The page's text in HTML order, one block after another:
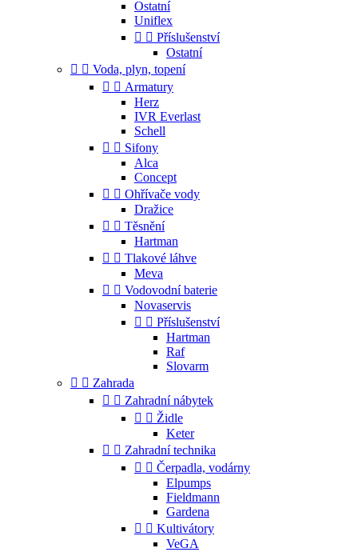
Ostatní
Uniflex
  Příslušenství
Ostatní
  Voda, plyn, topení
  Armatury
Herz
IVR Everlast
Schell
  Sifony
Alca
Concept
  Ohřívače vody
Dražice
  Těsnění
Hartman
  Tlakové láhve
Meva
  Vodovodní baterie
Novaservis
  Příslušenství
Hartman
Raf
Slovarm
  Zahrada
  Zahradní nábytek
  Židle
Keter
  Zahradní technika
  Čerpadla, vodárny
Elpumps
Fieldmann
Gardena
  Kultivátory
VeGA